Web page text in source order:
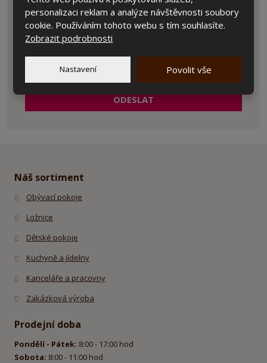
SouhlasímSouhlasím se zpracováním osobních údajů
ODESLAT
odeslat.
Náš sortiment
Obývací pokoje
Ložnice
Dětské pokoje
Kuchyně a jídelny
Kanceláře a pracovny
Zakázková výroba
Prodejní doba
Pondělí - Pátek: 8:00 - 17:00 hod
Sobota: 8:00 - 11:00 hod
personalizaci reklam a analýze návštěvnosti soubory
cookie. Používáním tohoto webu s tím souhlasíte.
Zobrazit podrobnosti
Nastavení Povolit vše